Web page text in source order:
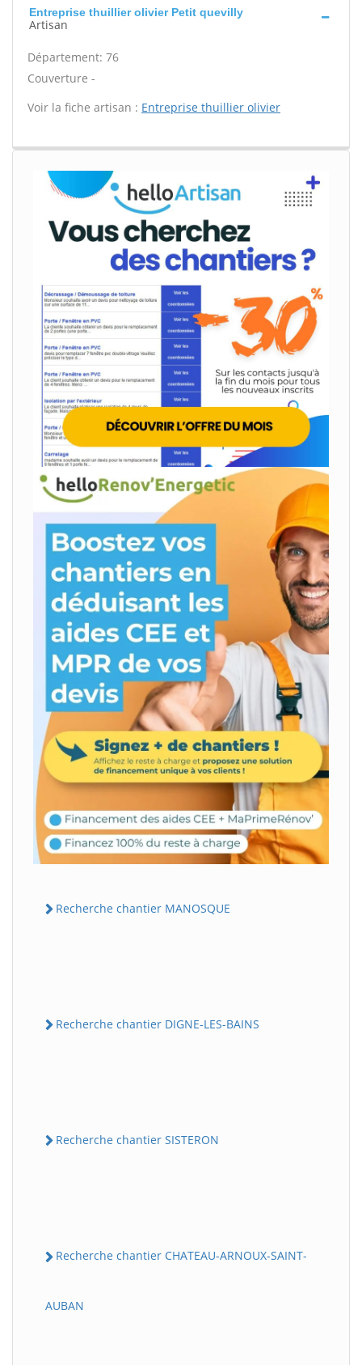
Entreprise thuillier olivier Petit quevilly
Artisan
Département: 76
Couverture -
Voir la fiche artisan : Entreprise thuillier olivier
Recherche chantier MANOSQUE
Recherche chantier DIGNE-LES-BAINS
Recherche chantier SISTERON
Recherche chantier CHATEAU-ARNOUX-SAINT-
AUBAN